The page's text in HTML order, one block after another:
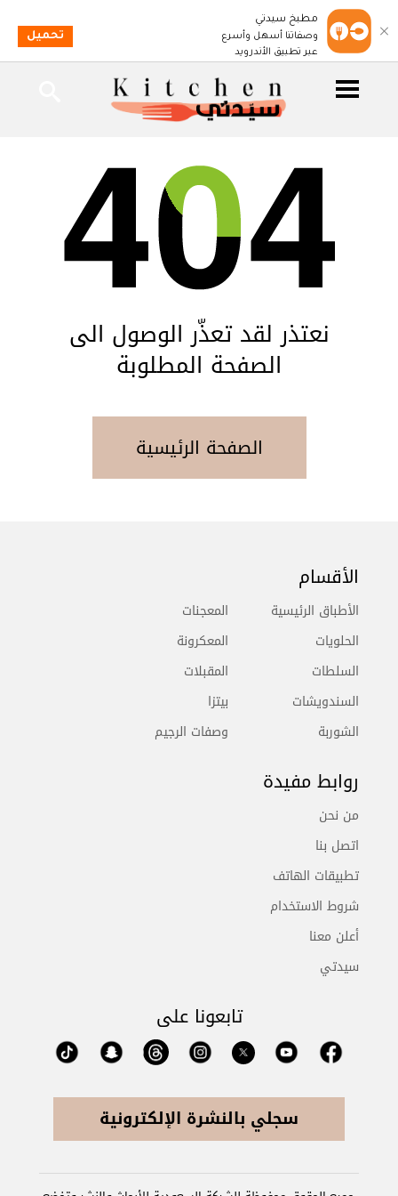
نعتذر لقد تعذّر الوصول الى
الصفحة المطلوبة
الصفحة الرئيسية
الأقسام
الأطباق الرئيسية
الحلويات
السلطات
السندويشات
الشوربة
المعجنات
المعكرونة
المقبلات
بيتزا
وصفات الرجيم
روابط مفيدة
من نحن
اتصل بنا
تطبيقات الهاتف
شروط الاستخدام
أعلن معنا
سيدتي
تابعونا على
سجلي بالنشرة الإلكترونية
مطبخ سيدتي
وصفاتنا أسهل وأسرع
عبر تطبيق الأندرويد
تحميل